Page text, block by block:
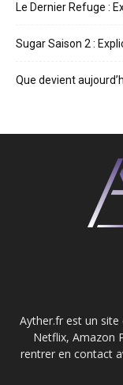
Le Dernier Refuge :
Sugar Saison 2 :
Que devient
Ayther.fr est un site
Netflix, Amazon
rentrer en contact